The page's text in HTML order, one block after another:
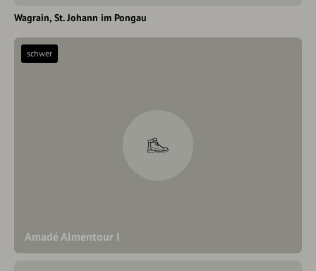
Wagrain St. Johann im Pongau
Amadé Almentour I
schwer